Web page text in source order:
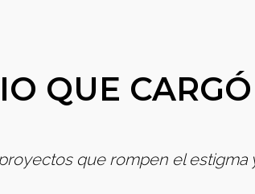
QUE CARGÓ
que rompen el estigma